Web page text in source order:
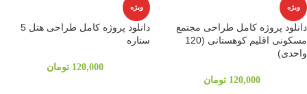
ویژه
دانلود پروژه کامل طراحی مجتمع
مسکونی اقلیم کوهستانی (120
واحدی)
120,000 تومان
ویژه
دانلود پروژه کامل طراحی هتل 5
ستاره
120,000 تومان